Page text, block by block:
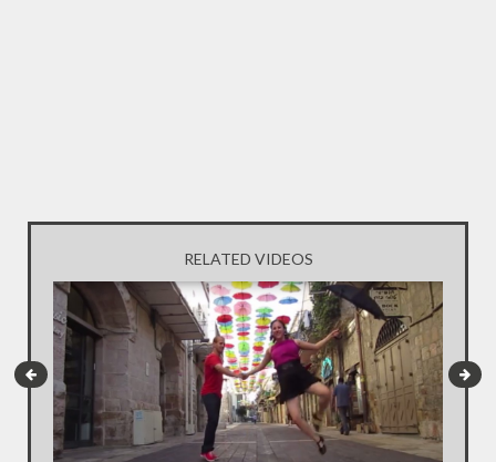
RELATED VIDEOS